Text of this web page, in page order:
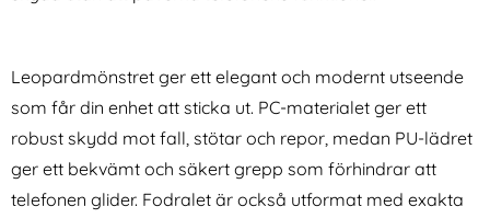
Glas Transparent
MagSafe Skin X Pro Svart
Art. nr 240500
rea pris
186 krtidigare pris
186 kr
Tillgänglighet:
I lager
Köp
DUCIS iPhone Air Fodral MagSafe Skin X Pro Svart
2-PACK Linsskydd
Transparent
Art. nr 238557
rea pris
139 krtidigare pris
139 kr
Tillgänglighet:
NORTHJO Galaxy S25 Edge 2-
Leopardmönstret ger ett elegant och modernt utseende
som får din enhet att sticka ut. PC-materialet ger ett
robust skydd mot fall, stötar och repor, medan PU-lädret
ger ett bekvämt och säkert grepp som förhindrar att
telefonen glider. Fodralet är också utformat med exakta